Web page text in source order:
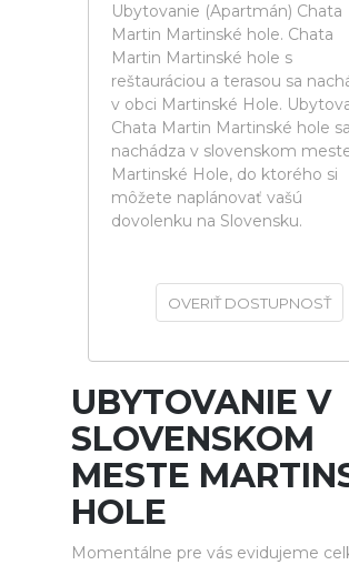
Ubytovanie (Apartmán) Chata
Martin Martinské hole. Chata
Martin Martinské hole s
reštauráciou a terasou sa
v obci Martinské Hole.
Chata Martin Martinské hole sa
nachádza v slovenskom
Martinské Hole, do ktorého si
môžete naplánovať vašú
dovolenku na Slovensku.
OVERIŤ DOSTUPNOSŤ
UBYTOVANIE V
SLOVENSKOM
MESTE
HOLE
Momentálne pre vás evidujeme